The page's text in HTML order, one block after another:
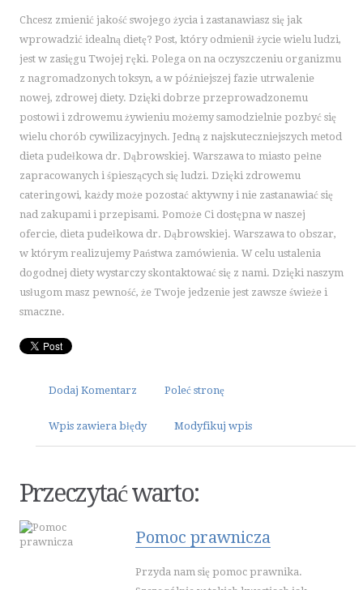
MEBLE
WYPOSAŻENIE WNĘTRZ
WYPOSAŻENIE ŁAZIENKI
ODZIEŻ
SPORT
ELEKTRONIKA, RTV, AGD
ART. DLA ZWIERZĄT
OGRÓD, ROŚLINY
CHEMIA
ART. SPOŻYWCZE
INNE SKLEPY
ELEKTRONARZĘDZIA
MOTORYZACJA
CZĘŚCI SAMOCHODOWE
SALONY, KOMISY
PUBLIC RELATIONS
MATERIAŁY REKLAMOWE
Chcesz zmienić jakość swojego życia i zastanawiasz się jak
wprowadzić idealną dietę? Post, który odmienił życie wielu ludzi,
jest w zasięgu Twojej ręki. Polega on na oczyszczeniu organizmu
z nagromadzonych toksyn, a w późniejszej fazie utrwalenie
nowej, zdrowej diety. Dzięki dobrze przeprowadzonemu
postowi i zdrowemu żywieniu możemy samodzielnie pozbyć się
wielu chorób cywilizacyjnych. Jedną z najskuteczniejszych metod
dieta pudełkowa dr. Dąbrowskiej. Warszawa to miasto pełne
zapracowanych i śpieszących się ludzi. Dzięki zdrowemu
cateringowi, każdy może pozostać aktywny i nie zastanawiać się
nad zakupami i przepisami. Pomoże Ci dostępna w naszej
ofercie, dieta pudełkowa dr. Dąbrowskiej. Warszawa to obszar,
w którym realizujemy Państwa zamówienia. W celu ustalenia
dogodnej diety wystarczy skontaktować się z nami. Dzięki naszym
usługom masz pewność, że Twoje jedzenie jest zawsze świeże i
smaczne.
Dodaj Komentarz Poleć stronę
Wpis zawiera błędy Modyfikuj wpis
Przeczytać warto:
Pomoc prawnicza
Przyda nam się pomoc prawnika.